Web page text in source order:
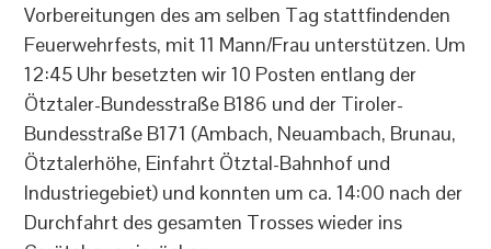
Vorbereitungen des am selben Tag stattfindenden
Feuerwehrfests, mit 11 Mann/Frau unterstützen. Um
12:45 Uhr besetzten wir 10 Posten entlang der
Ötztaler-Bundesstraße B186 und der Tiroler-
Bundesstraße B171 (Ambach, Neuambach, Brunau,
Ötztalerhöhe, Einfahrt Ötztal-Bahnhof und
Industriegebiet) und konnten um ca. 14:00 nach der
Durchfahrt des gesamten Trosses wieder ins